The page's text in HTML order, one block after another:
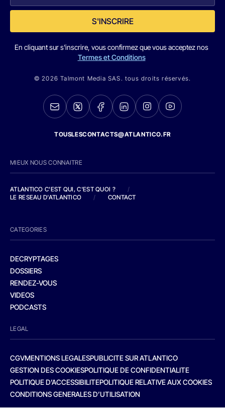
S'INSCRIRE
En cliquant sur s'inscrire, vous confirmez que vous acceptez nos
Termes et Conditions
© 2026 Talmont Media SAS. tous droits réservés.
TOUSLESCONTACTS@ATLANTICO.FR
MIEUX NOUS CONNAITRE
ATLANTICO C'EST QUI, C'EST QUOI ?
/
LE RESEAU D'ATLANTICO
/ CONTACT
CATEGORIES
DECRYPTAGES
DOSSIERS
RENDEZ-VOUS
VIDEOS
PODCASTS
LEGAL
CGVMENTIONS LEGALESPUBLICITE SUR ATLANTICO
GESTION DES COOKIESPOLITIQUE DE CONFIDENTIALITE
POLITIQUE D’ACCESSIBILITEPOLITIQUE RELATIVE AUX COOKIES
CONDITIONS GENERALES D’UTILISATION